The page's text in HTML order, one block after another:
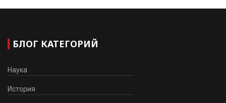
БЛОГ КАТЕГОРИЙ
Наука
История